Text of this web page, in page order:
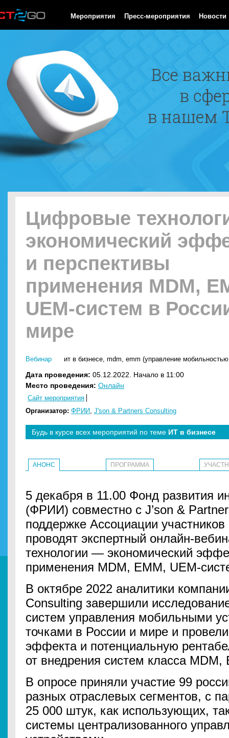
Мероприятия Пресс-мероприятия Новости
Цифровые
экономический
и перспективы
применения MDM,
UEM-систем в
мире
Вебинар ит в бизнесе, mdm, emm (управление
Дата проведения: 05.12.2022. Начало в 11:00
Место проведения: Онлайн
Сайт мероприятия
Организатор: ФРИИ, J'son & Partners Consulting
Будь в курсе всех мероприятий по теме ИТ в бизнесе
АНОНС ПРОГРАММА
5 декабря в 11.00 Фонд развития
(ФРИИ) совместно с J’son &
поддержке Ассоциации
проводят экспертный онлайн-
технологии — экономический
применения MDM, EMM, UEM-
В октябре 2022 аналитики
Consulting завершили
систем управления мобильными
точками в России и мире и
эффекта и потенциальную
от внедрения систем класса MDM,
В опросе приняли участие 99
разных отраслевых сегментов, с
25 000 штук, как использующих,
системы централизованного